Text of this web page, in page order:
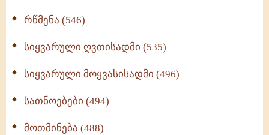
რწმენა (546)
სიყვარული ღვთისადმი (535)
სიყვარული მოყვასისადმი (496)
სათნოებები (494)
მოთმინება (488)